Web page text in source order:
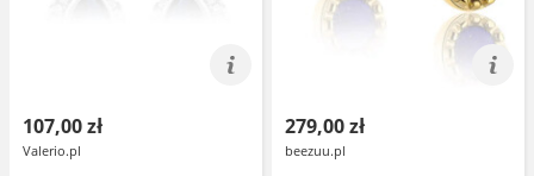
107,00 zł
Valerio.pl
279,00 zł
beezuu.pl